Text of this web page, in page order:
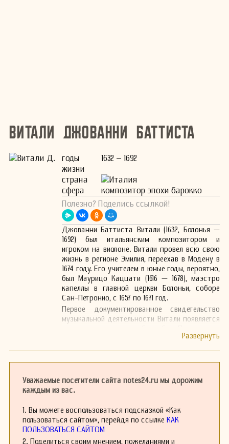
Витали Джованни Баттиста
годы
жизни
1632 – 1692
страна
Италия
сфера
композитор эпохи барокко
Полезно? Поделись ссылкой!
Джованни Баттиста Витали (1632, Болонья —
1692) был итальянским композитором и
игроком на виолоне. Витали провел всю свою
жизнь в регионе Эмилия, переехав в Модену в
1674 году. Его учителем в юные годы, вероятно,
был Маурицо Каццати (1616 — 1678), маэстро
капеллы в главной церкви Болоньи, соборе
Сан-Петронио, с 1657 по 1671 год.
Первое документированное свидетельство
музыкальной деятельности Витали появляется
1658 год, где он упоминается под титулом
занял пост маэстро капеллы в капелле
Конфратернити дель Розарио в Болонье. Его
его членство в Академии Филашизис. Эта
музыкальная институция, основанная в 1633
году, распалась в 1666 году, когда большинство
Уважаемые посетители сайта notes24.ru мы дорожим
каждым из вас.
1. Вы можете воспользоваться подсказкой «Как
пользоваться сайтом», перейдя по ссылке КАК
ПОЛЬЗОВАТЬСЯ САЙТОМ
2. Поделиться своим мнением, пожеланиями и